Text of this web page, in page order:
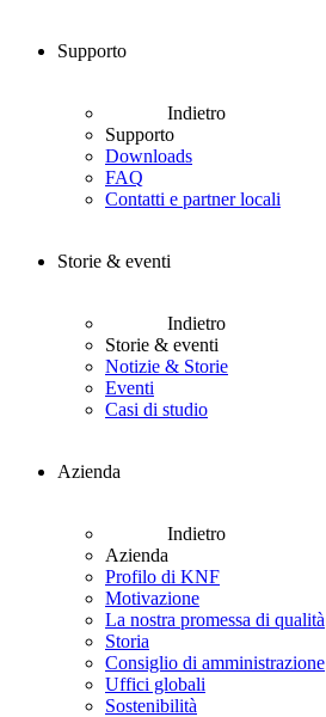
Supporto
Indietro
Supporto
Downloads
FAQ
Contatti e partner locali
Storie & eventi
Indietro
Storie & eventi
Notizie & Storie
Eventi
Casi di studio
Azienda
Indietro
Azienda
Profilo di KNF
Motivazione
La nostra promessa di qualità
Storia
Consiglio di amministrazione
Uffici globali
Sostenibilità